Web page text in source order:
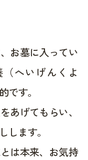
お墓に入ってい
へいげんくよ
です。
あげてもらい、
します。
は本来、お気持